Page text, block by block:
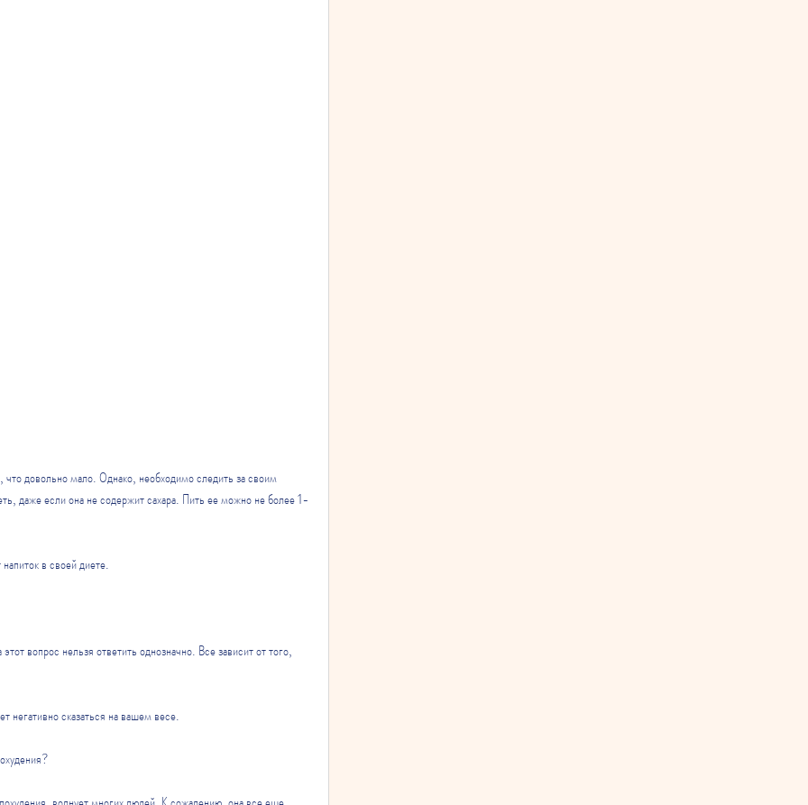
даже если она не содержит сахара. Пить ее можно не более 1-
в своей диете.
вопрос нельзя ответить однозначно. Все зависит от того,
негативно сказаться на вашем весе.